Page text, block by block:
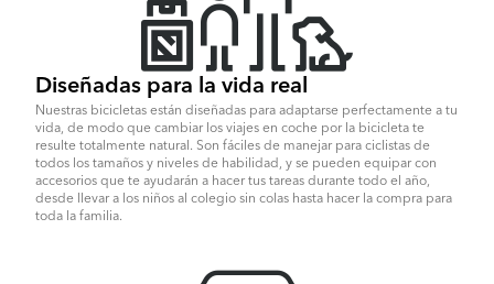
Diseñadas para la vida real
Nuestras bicicletas están diseñadas para adaptarse perfectamente a tu
vida, de modo que cambiar los viajes en coche por la bicicleta te
resulte totalmente natural. Son fáciles de manejar para ciclistas de
todos los tamaños y niveles de habilidad, y se pueden equipar con
accesorios que te ayudarán a hacer tus tareas durante todo el año,
desde llevar a los niños al colegio sin colas hasta hacer la compra para
toda la familia.